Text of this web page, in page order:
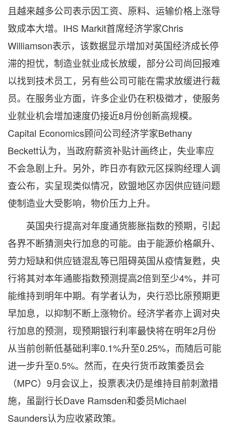
且越来越多公司表示因工资、原料、运输价格上涨导
致成本大增。IHS Markit首席经济学家Chris
Williamson表示，该数据显示增加对英国经济成长停
滞的担忧，制造业就业成长放缓，部分公司尚回报难
以找到技术员工，另有些公司可能在需求放缓进行裁
员。在服务业方面，许多企业仍在积极徵才，使服务
业就业机会增加速度仍接近8月份创新高规模。
Capital Economics顾问公司经济学家Bethany
Beckett认为，当政府薪资补贴计画终止，失业率应
不会急剧上升。另外，昨日亦有欧元区採购经理人调
查公布，实呈现类似情况，欧盟地区亦因供应链问题
使制造业大受影响，物价压力上升。
英国央行提高对年度通货膨胀指数的预期，引起
各界不断猜测央行加息的可能。由于能源价格飙升、
劳力短缺和供应链混乱等已阻碍英国从疫情复甦，央
行将其对本年通膨指数预测提高2倍到至少4%，并可
能维持到明年中期。有学者认为，央行恐比原预期更
早加息，以抑制不断上涨物价。经济学者亦上调对央
行加息的预测，现预期银行利率最快将在明年2月份
从当前创新低基础利率0.1%升至0.25%，而随后可能
进一步升至0.5%。然而，在央行货币政策委员会
（MPC）9月会议上，投票表决仍是维持目前刺激措
施，虽副行长Dave Ramsden和委员Michael
Saunders认为应收紧政策。